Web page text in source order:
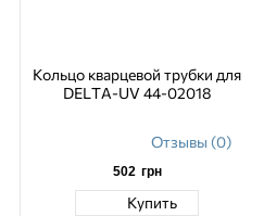
Кольцо кварцевой трубки для
DELTA-UV 44-02018
Отзывы (0)
502 грн
Купить